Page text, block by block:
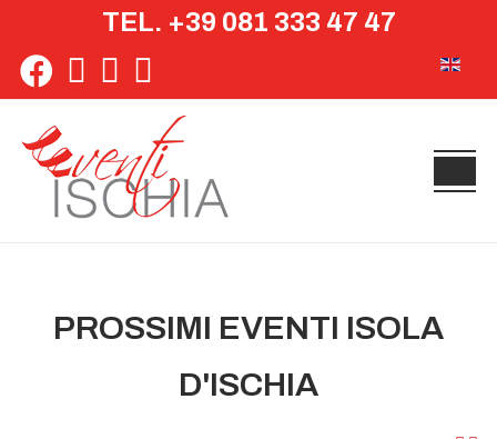
TEL. +39 081 333 47 47
PROSSIMI EVENTI ISOLA
D'ISCHIA